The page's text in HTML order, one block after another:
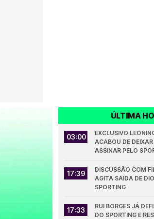
ÚLTIMA
03:00
EXCLUSIVO
ACABOU DE
ASSINAR PELO
17:39
DISCUSSÃO COM
AGITA SAÍDA DE
SPORTING
17:33
RUI BORGES JÁ
DO SPORTING E